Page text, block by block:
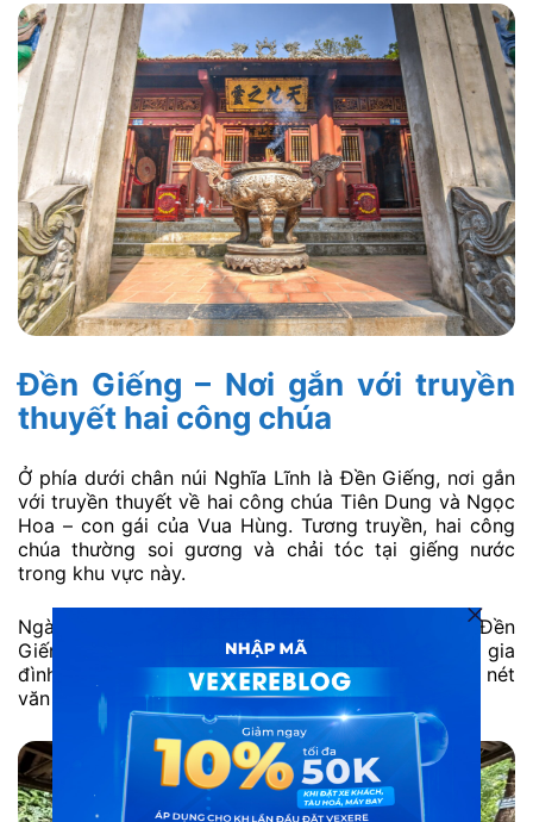
Đền Giếng – Nơi gắn với truyền
thuyết hai công chúa
Ở phía dưới chân núi Nghĩa Lĩnh là Đền Giếng, nơi gắn
với truyền thuyết về hai công chúa Tiên Dung và Ngọc
Hoa – con gái của Vua Hùng. Tương truyền, hai công
chúa thường soi gương và chải tóc tại giếng nước
trong khu vực này.
Ngày nay, nhiều du khách khi đến đây thường ghé Đền
Giếng để cầu may mắn, sức khỏe và bình an cho gia
đình. Không gian nơi đây yên tĩnh và mang đậm nét
văn hóa tâm linh của người Việt.